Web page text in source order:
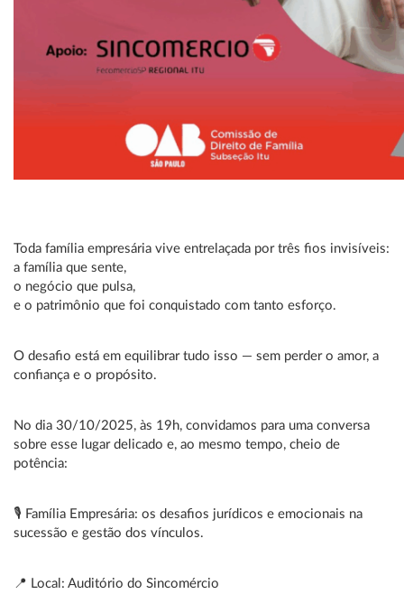
Toda família empresária vive entrelaçada por três fios invisíveis:
a família que sente,
o negócio que pulsa,
e o patrimônio que foi conquistado com tanto esforço.
O desafio está em equilibrar tudo isso — sem perder o amor, a
confiança e o propósito.
No dia 30/10/2025, às 19h, convidamos para uma conversa
sobre esse lugar delicado e, ao mesmo tempo, cheio de
potência:
🎙️ Família Empresária: os desafios jurídicos e emocionais na
sucessão e gestão dos vínculos.
📍 Local: Auditório do Sincomércio